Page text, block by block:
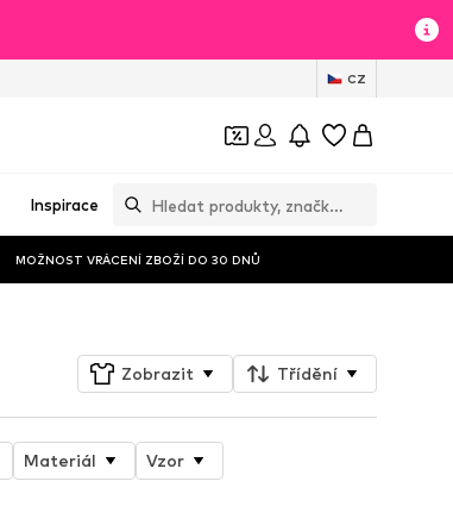
CZ
Inspirace
MOŽNOST VRÁCENÍ ZBOŽÍ DO 30 DNŮ
Zobrazit Třídění
Materiál
Vzor